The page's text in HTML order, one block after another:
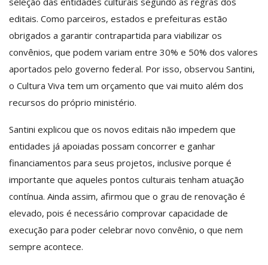
editais. Como parceiros, estados e prefeituras estão
obrigados a garantir contrapartida para viabilizar os
convênios, que podem variam entre 30% e 50% dos valores
aportados pelo governo federal. Por isso, observou Santini,
o Cultura Viva tem um orçamento que vai muito além dos
recursos do próprio ministério.
Santini explicou que os novos editais não impedem que
entidades já apoiadas possam concorrer e ganhar
financiamentos para seus projetos, inclusive porque é
importante que aqueles pontos culturais tenham atuação
contínua. Ainda assim, afirmou que o grau de renovação é
elevado, pois é necessário comprovar capacidade de
execução para poder celebrar novo convênio, o que nem
sempre acontece.